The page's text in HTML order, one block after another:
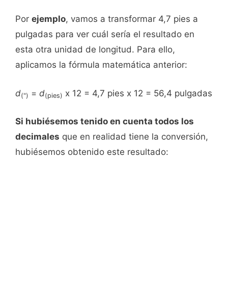
Por ejemplo, vamos a transformar 4,7 pies a
pulgadas para ver cuál sería el resultado en
esta otra unidad de longitud. Para ello,
aplicamos la fórmula matemática anterior:
d(") = d(pies) x 12 = 4,7 pies x 12 = 56,4 pulgadas
Si hubiésemos tenido en cuenta todos los
decimales que en realidad tiene la conversión,
hubiésemos obtenido este resultado: